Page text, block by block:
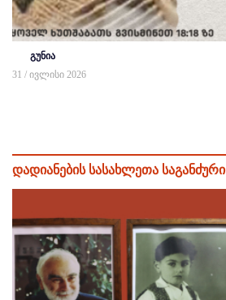
გუნია
31 / ივლისი 2026
დადიანების სასახლეთა საგანძური